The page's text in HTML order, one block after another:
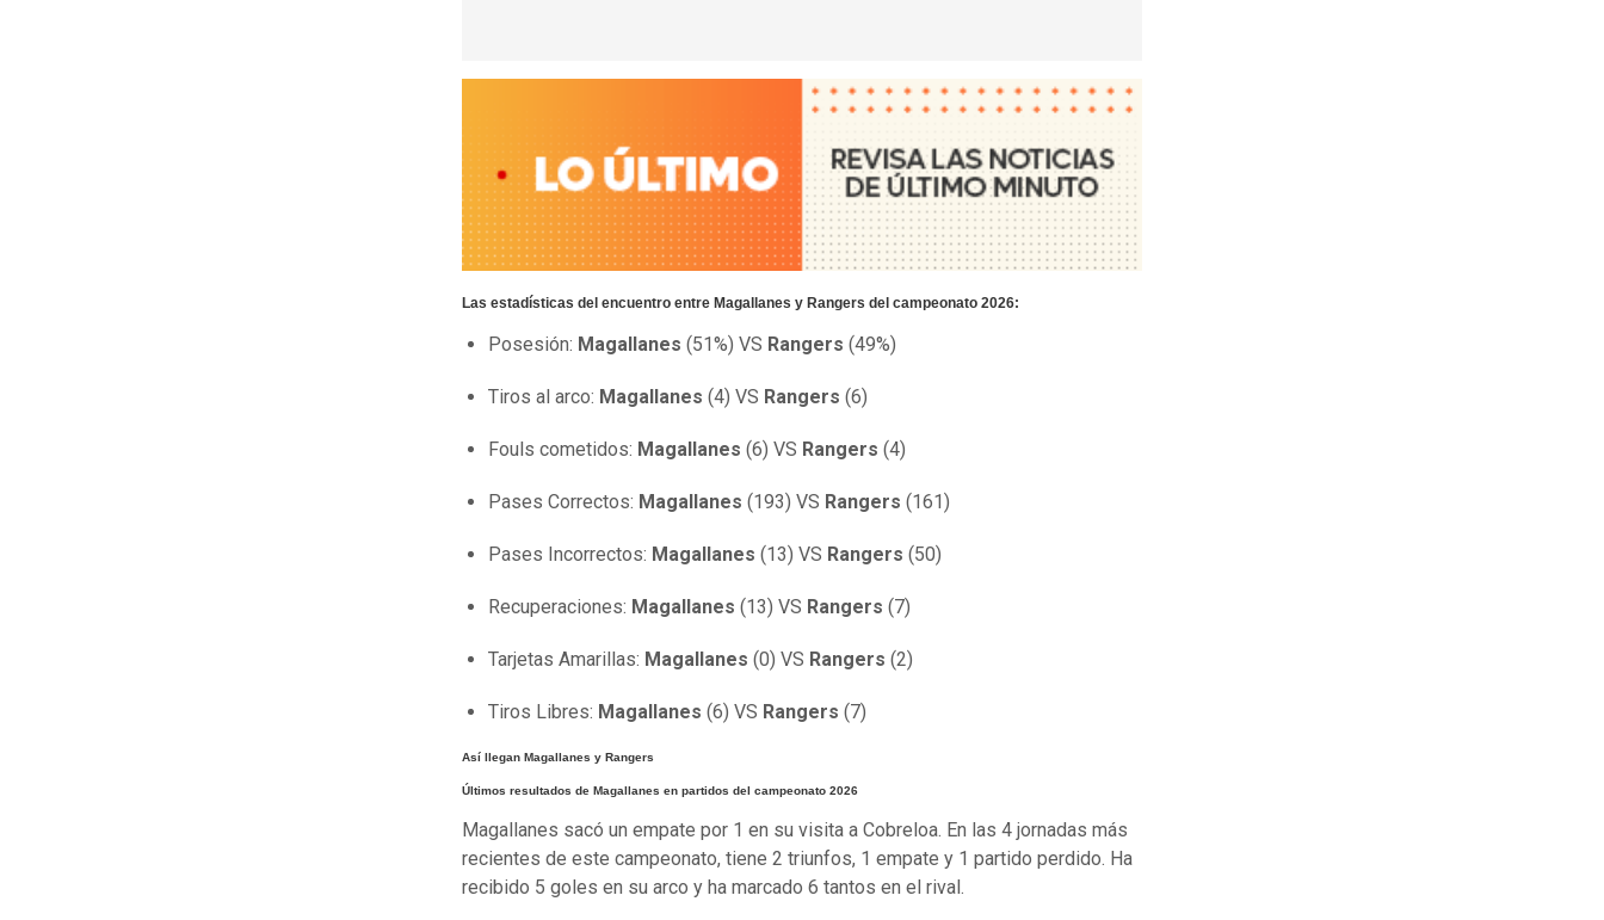
Las estadísticas del encuentro entre Magallanes y Rangers del campeonato 2026:
Posesión: Magallanes (51%) VS Rangers (49%)
Tiros al arco: Magallanes (4) VS Rangers (6)
Fouls cometidos: Magallanes (6) VS Rangers (4)
Pases Correctos: Magallanes (193) VS Rangers (161)
Pases Incorrectos: Magallanes (13) VS Rangers (50)
Recuperaciones: Magallanes (13) VS Rangers (7)
Tarjetas Amarillas: Magallanes (0) VS Rangers (2)
Tiros Libres: Magallanes (6) VS Rangers (7)
Así llegan Magallanes y Rangers
Últimos resultados de Magallanes en partidos del campeonato 2026
Magallanes sacó un empate por 1 en su visita a Cobreloa. En las 4 jornadas más
recientes de este campeonato, tiene 2 triunfos, 1 empate y 1 partido perdido. Ha
recibido 5 goles en su arco y ha marcado 6 tantos en el rival.